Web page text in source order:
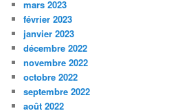
mars 2023
février 2023
janvier 2023
décembre 2022
novembre 2022
octobre 2022
septembre 2022
août 2022